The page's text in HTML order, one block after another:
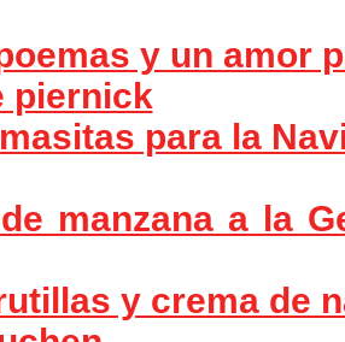
y un amor
piernick
para la
manzana a la
y crema de